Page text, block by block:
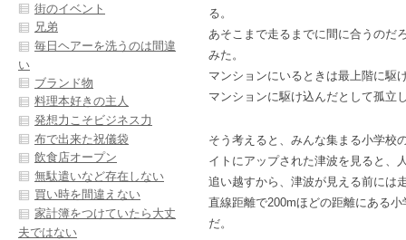
る。
あそこまで走るまでに間に合うのだ
みた。
マンションにいるときは最上階に駆
マンションに駆け込んだとして孤立
そう考えると、みんな集まる小学校
イトにアップされた津波を見ると、
追い越すから、津波が見える前には
直線距離で200mほどの距離にある
だ。
街のイベント
兄弟
毎日ヘアーを洗うのは間違
い
ブランド物
料理本好きの主人
発想力こそビジネス力
布で出来た祝儀袋
飲食店オープン
無駄遣いなど存在しない
買い時を間違えない
家計簿をつけていたら大丈
夫ではない